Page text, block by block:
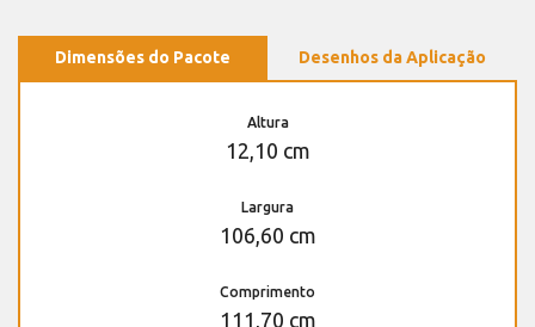
Dimensões do Pacote Desenhos da Aplicação
Altura
12,10 cm
Largura
106,60 cm
Comprimento
111,70 cm